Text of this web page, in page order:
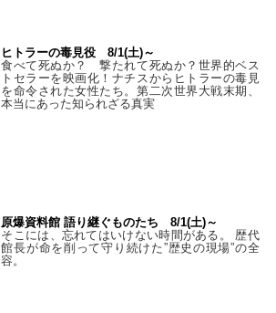
ヒトラーの毒見役 8/1(土)～
食べて死ぬか？ 撃たれて死ぬか？世界的ベス
トセラーを映画化！ナチスからヒトラーの毒見
を命令された女性たち。第二次世界大戦末期、
本当にあった知られざる真実
原爆資料館 語り継ぐものたち 8/1(土)～
そこには、忘れてはいけない時間がある。 歴代
館長が命を削って守り続けた”歴史の現場”の全
容。